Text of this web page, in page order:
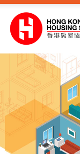
跳到內容